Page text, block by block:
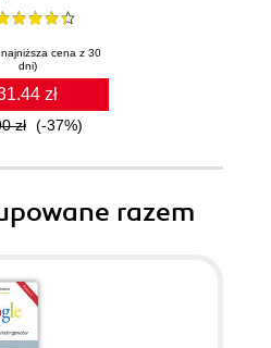
najniższa cena z 30
dni)
zł
zł (-37%)
razem